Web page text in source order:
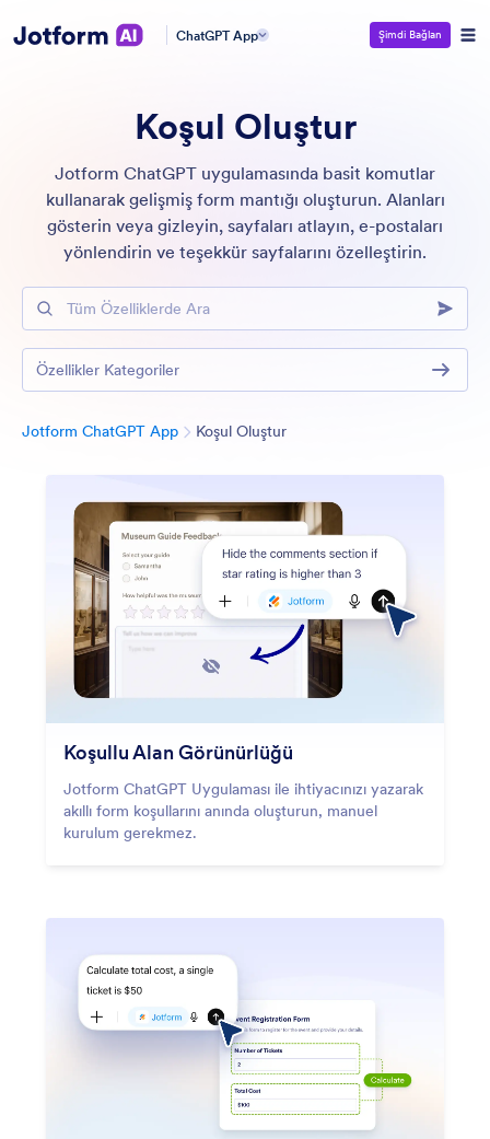
ChatGPT App Şimdi Bağlan
Koşul Oluştur
Jotform ChatGPT uygulamasında basit komutlar
kullanarak gelişmiş form mantığı oluşturun. Alanları
gösterin veya gizleyin, sayfaları atlayın, e-postaları
yönlendirin ve teşekkür sayfalarını özelleştirin.
Tüm Özelliklerde Ara
Jotform ChatGPT App Koşul OluşturKategori
Koşullu Alan Görünürlüğü
Jotform ChatGPT Uygulaması ile ihtiyacınızı yazarak
akıllı form koşullarını anında oluşturun, manuel
kurulum gerekmez.
Özellikler Kategoriler